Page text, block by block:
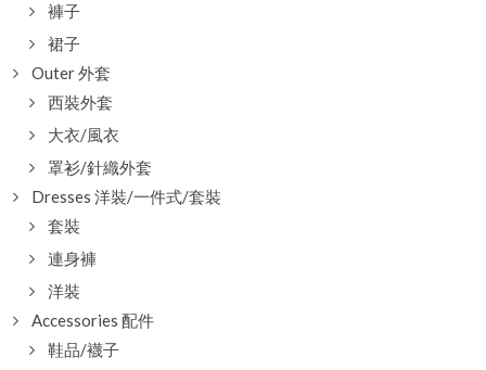
褲子
裙子
Outer 外套
西裝外套
大衣/風衣
罩衫/針織外套
Dresses 洋裝/一件式/套裝
套裝
連身褲
洋裝
Accessories 配件
鞋品/襪子